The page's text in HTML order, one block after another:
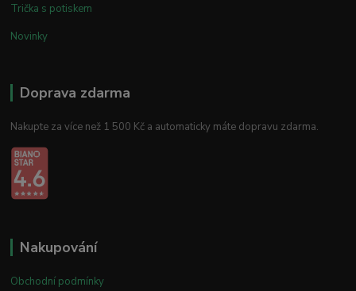
Trička s potiskem
Novinky
Doprava zdarma
Nakupte za více než 1 500 Kč a automaticky máte dopravu zdarma.
Nakupování
Obchodní podmínky